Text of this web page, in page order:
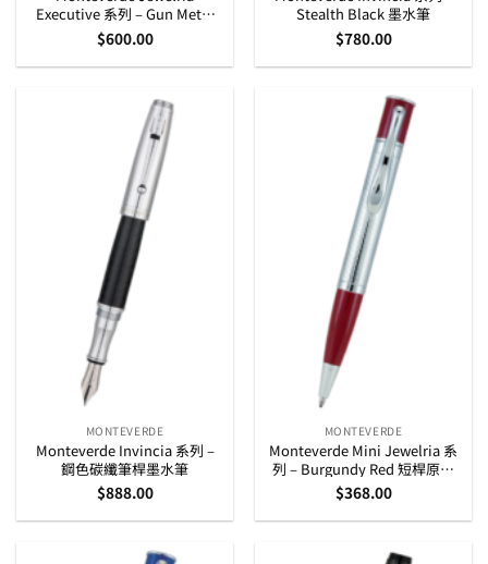
Executive 系列 – Gun Metal
Barley 墨水筆
$600.00
Stealth Black 墨水筆
$780.00
MONTEVERDE
Monteverde Invincia 系列 –
鋼色碳纖筆桿墨水筆
$888.00
MONTEVERDE
Monteverde Mini Jewelria 系
列 – Burgundy Red 短桿原子
筆
$368.00